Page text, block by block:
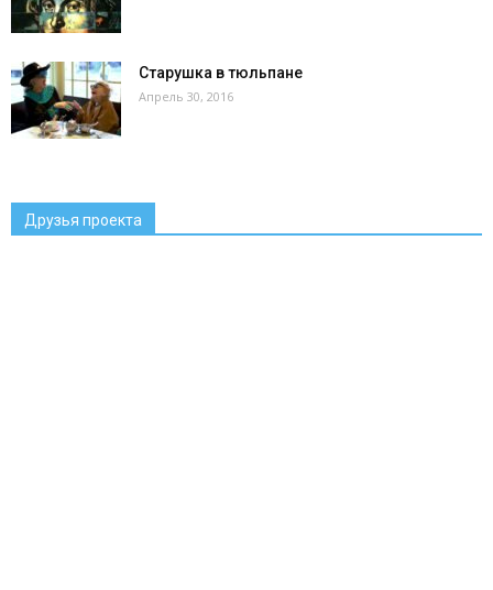
Старушка в тюльпане
Апрель 30, 2016
Друзья проекта